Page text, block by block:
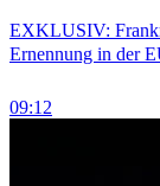
EXKLUSIV:
Ernennung in der
09:12